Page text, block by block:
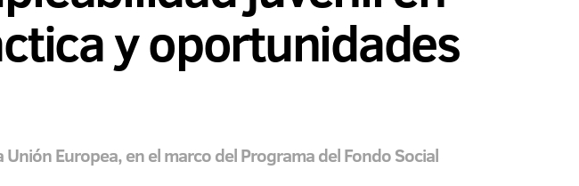
y oportunidades
Europea, en el marco del Programa del Fondo Social